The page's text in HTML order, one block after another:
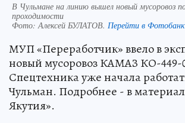
В Чульмане на линию вышел новый мусоровоз
проходимости
Фото:Алексей БУЛАТОВ. Перейти в
МУП «Переработчик» ввело в
новый мусоровоз КАМАЗ КО-449-
Спецтехника уже начала
Чульман. Подробнее - в
Якутия».